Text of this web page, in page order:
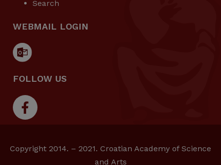
Search
WEBMAIL LOGIN
FOLLOW US
Copyright 2014. – 2021. Croatian Academy of Science
and Arts